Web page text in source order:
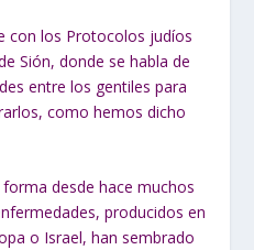
con los Protocolos judíos
Sión, donde se habla de
entre los gentiles para
como hemos dicho
desde hace muchos
producidos en
o Israel, han sembrado